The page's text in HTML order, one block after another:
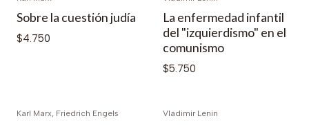
Sobre la cuestión judía
$4.750
La enfermedad infantil
del "izquierdismo" en el
comunismo
$5.750
Karl Marx, Friedrich Engels Vladimir Lenin